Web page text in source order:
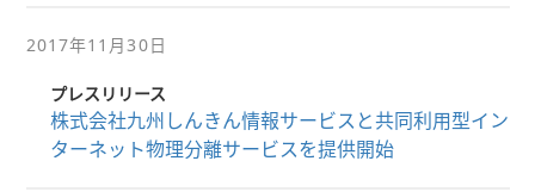
2017年11月30日
プレスリリース
株式会社九州しんきん情報サービスと共同利用型イン
ターネット物理分離サービスを提供開始